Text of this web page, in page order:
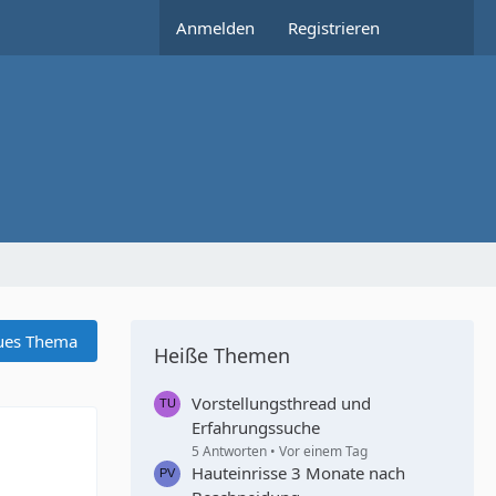
Anmelden Registrieren
Thema
Heiße Themen
Vorstellungsthread und
Erfahrungssuche
5 Antworten Vor einem Tag
Hauteinrisse 3 Monate nach